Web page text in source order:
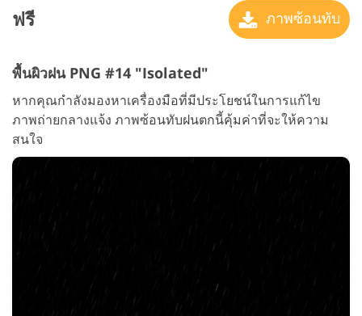
ฟรี ภาพซ้อนทับ
พื้นผิวฝน PNG #14 "Isolated"
หากคุณกำลังมองหาเครื่องมือที่มีประโยชน์ในการแก้ไข
ภาพถ่ายกลางแจ้ง ภาพซ้อนทับฝนตกนี้คุ้มค่าที่จะให้ความ
สนใจ